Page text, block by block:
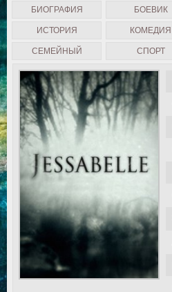
БИОГРАФИЯ БОЕВИК
ИСТОРИЯ КОМЕДИЯ
СЕМЕЙНЫЙ СПОРТ